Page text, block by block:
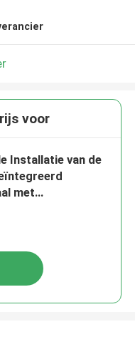
voor
Installatie van de
met